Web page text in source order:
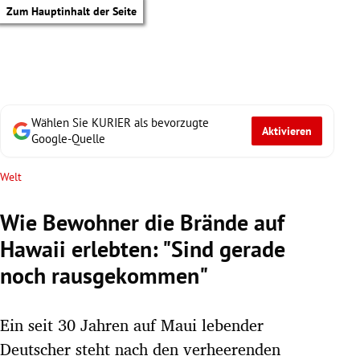
Zum Hauptinhalt der Seite
Wählen Sie KURIER als bevorzugte
Google-Quelle
Aktivieren
Welt
Wie Bewohner die Brände auf
Hawaii erlebten: "Sind gerade
noch rausgekommen"
Ein seit 30 Jahren auf Maui lebender
Deutscher steht nach den verheerenden